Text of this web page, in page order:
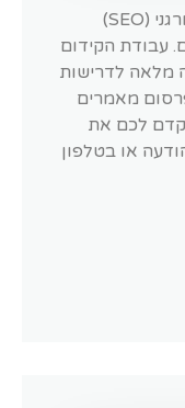
אנו בסייטלינקס עוסקים בקידום אורגני (SEO)
למעלה מ-15 שנים. עבודת הקידום
מלאה לדרישות
מאמרים
לכם את
או בטלפון